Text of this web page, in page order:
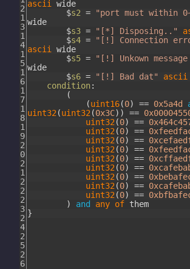
2
1
3
1
4
1
5
1
6
1
7
1
8
1
9
2
0
2
1
2
2
2
3
2
4
2
5
2
6
ascii wide
$s2 = "port must within
wide
$s3 = "[*] Disposing.."
$s4 =
"[!] Connection
ascii wide
$s5 = "[!] Unkown
wide
$s6 = "[!] Bad dat" ascii
condition:
(
(uint16(0) == 0x5a4d
uint32 (uint32 (0x3C) ) ==
uint32 (0) ==
uint32 (0) ==
uint32 (0) ==
uint32 (0) ==
uint32 (0) ==
uint32 (0) ==
uint32 (0) ==
uint32 (0) ==
uint32 (0) ==
)
and any of them
}